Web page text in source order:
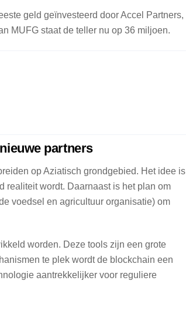
geld geïnvesteerd door Accel Partners,
MUFG staat de teller nu op 36 miljoen.
partners
op Aziatisch grondgebied. Het idee is
realiteit wordt. Daarnaast is het plan om
voedsel en agricultuur organisatie) om
worden. Deze tools zijn een grote
te plek wordt de blockchain een
aantrekkelijker voor reguliere